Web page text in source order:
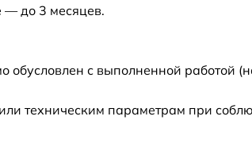
от 60 мин
— до 3 месяцев.
с выполненной работой
техническим параметрам при